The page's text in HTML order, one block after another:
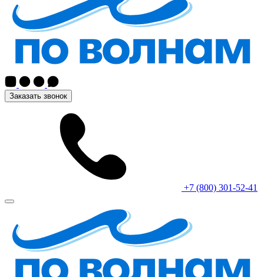
Заказать звонок
+7 (800) 301-52-41